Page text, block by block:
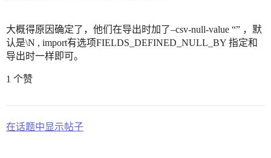
大概得原因确定了，他们在导出时加了–csv-null-value “” ，默
认是\N , import有选项FIELDS_DEFINED_NULL_BY 指定和
导出时一样即可。
1 个赞
在话题中显示帖子